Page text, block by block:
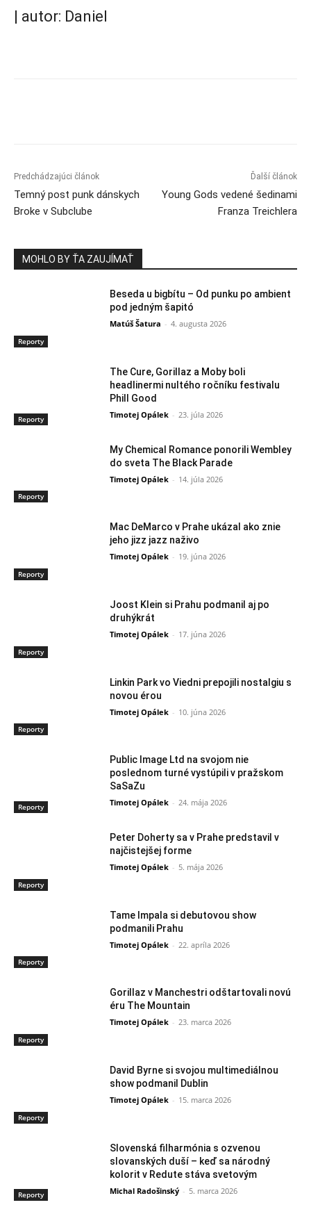
| autor: Daniel
Predchádzajúci článok
Temný post punk dánskych
Broke v Subclube
Ďalší článok
Young Gods vedené šedinami
Franza Treichlera
MOHLO BY ŤA ZAUJÍMAŤ
Reporty
Beseda u bigbítu – Od punku po ambient
pod jedným šapitó
Matúš Šatura - 4. augusta 2026
Reporty
The Cure, Gorillaz a Moby boli
headlinermi nultého ročníku festivalu
Phill Good
Timotej Opálek - 23. júla 2026
Reporty
My Chemical Romance ponorili Wembley
do sveta The Black Parade
Timotej Opálek - 14. júla 2026
Reporty
Mac DeMarco v Prahe ukázal ako znie
jeho jizz jazz naživo
Timotej Opálek - 19. júna 2026
Reporty
Joost Klein si Prahu podmanil aj po
druhýkrát
Timotej Opálek - 17. júna 2026
Reporty
Linkin Park vo Viedni prepojili nostalgiu s
novou érou
Timotej Opálek - 10. júna 2026
Reporty
Public Image Ltd na svojom nie
poslednom turné vystúpili v pražskom
SaSaZu
Timotej Opálek - 24. mája 2026
Reporty
Peter Doherty sa v Prahe predstavil v
najčistejšej forme
Timotej Opálek - 5. mája 2026
Reporty
Tame Impala si debutovou show
podmanili Prahu
Timotej Opálek - 22. apríla 2026
Reporty
Gorillaz v Manchestri odštartovali novú
éru The Mountain
Timotej Opálek - 23. marca 2026
Reporty
David Byrne si svojou multimediálnou
show podmanil Dublin
Timotej Opálek - 15. marca 2026
Reporty
Slovenská filharmónia s ozvenou
slovanských duší – keď sa národný
kolorit v Redute stáva svetovým
Michal Radošinský - 5. marca 2026